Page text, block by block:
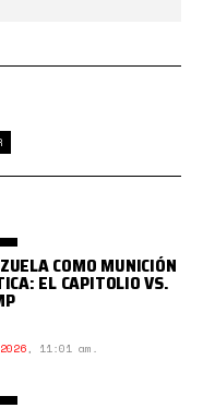
COMO MUNICIÓN
EL CAPITOLIO VS.
, 11:01 am.